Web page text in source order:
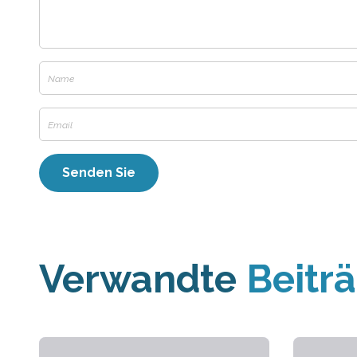
Verwandte